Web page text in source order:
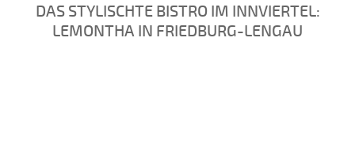
DAS STYLISCHTE BISTRO IM INNVIERTEL:
LEMONTHA IN FRIEDBURG-LENGAU